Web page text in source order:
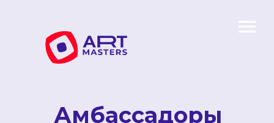
Амбассадоры